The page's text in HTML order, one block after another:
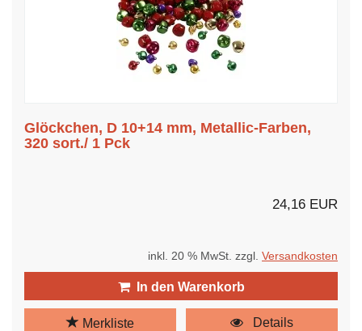
Glöckchen, D 10+14 mm, Metallic-Farben,
320 sort./ 1 Pck
24,16 EUR
inkl. 20 % MwSt. zzgl. Versandkosten
In den Warenkorb
Merkliste Details